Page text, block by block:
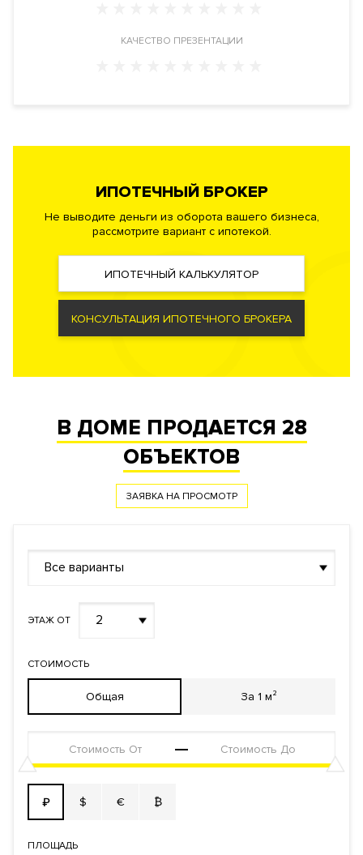
КАЧЕСТВО ПРЕЗЕНТАЦИИ
ИПОТЕЧНЫЙ БРОКЕР
Не выводите деньги из оборота вашего бизнеса,
рассмотрите вариант с ипотекой.
ИПОТЕЧНЫЙ КАЛЬКУЛЯТОР
КОНСУЛЬТАЦИЯ ИПОТЕЧНОГО БРОКЕРА
В ДОМЕ ПРОДАЕТСЯ 28
ОБЪЕКТОВ
ЗАЯВКА НА ПРОСМОТР
Все варианты
ЭТАЖ ОТ 2
СТОИМОСТЬ
Общая За 1 м²
₽ $ € ₿
ПЛОЩАДЬ